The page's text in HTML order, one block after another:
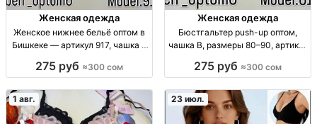
Женская одежда
Женское нижнее бельё оптом в
Бишкеке — артикул 917, чашка B
тонкая модель, отличная
275 руб ≈300 сом
Женская одежда
Бюстгальтер push-up оптом,
чашка B, размеры 80–90, артикул
чашка B, р-р 80–90, уп. 3 шт., опт,
275 руб ≈300 сом
1 авг. 23 июл.